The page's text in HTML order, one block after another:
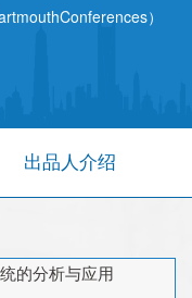
）
出品人介绍
的分析与应用